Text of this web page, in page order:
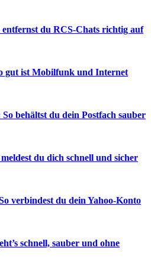
du RCS-Chats richtig auf
gut ist Mobilfunk und Internet
behältst du dein Postfach sauber
du dich schnell und sicher
verbindest du dein Yahoo-Konto
schnell, sauber und ohne